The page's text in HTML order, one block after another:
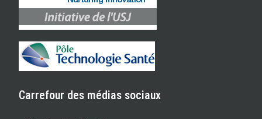
Carrefour des médias sociaux